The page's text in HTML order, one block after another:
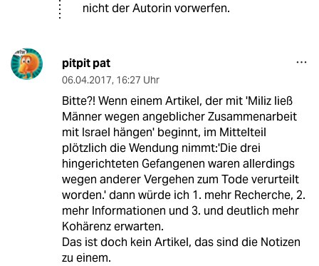
nicht der Autorin vorwerfen.
pitpit pat
06.04.2017, 16:27 Uhr
Bitte?! Wenn einem Artikel, der mit 'Miliz ließ
Männer wegen angeblicher Zusammenarbeit
mit Israel hängen' beginnt, im Mittelteil
plötzlich die Wendung nimmt:'Die drei
hingerichteten Gefangenen waren allerdings
wegen anderer Vergehen zum Tode verurteilt
worden.' dann würde ich 1. mehr Recherche, 2.
mehr Informationen und 3. und deutlich mehr
Kohärenz erwarten.
Das ist doch kein Artikel, das sind die Notizen
zu einem.